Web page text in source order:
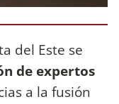
del Este se
de expertos
a la fusión